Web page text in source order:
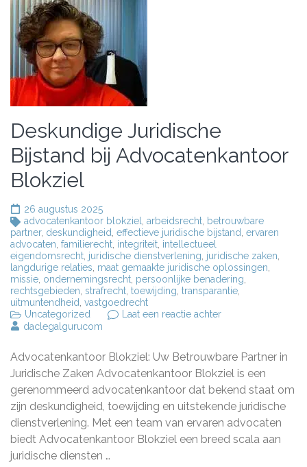
Deskundige Juridische
Bijstand bij Advocatenkantoor
Blokziel
26 augustus 2025
advocatenkantoor blokziel, arbeidsrecht, betrouwbare
partner, deskundigheid, effectieve juridische bijstand, ervaren
advocaten, familierecht, integriteit, intellectueel
eigendomsrecht, juridische dienstverlening, juridische zaken,
langdurige relaties, maat gemaakte juridische oplossingen,
missie, ondernemingsrecht, persoonlijke benadering,
rechtsgebieden, strafrecht, toewijding, transparantie,
uitmuntendheid, vastgoedrecht
Uncategorized
Laat een reactie achterop
bij
Advocatenkantoor
Blokziel
daclegalgurucom
Advocatenkantoor Blokziel: Uw Betrouwbare Partner in
Juridische Zaken Advocatenkantoor Blokziel is een
gerenommeerd advocatenkantoor dat bekend staat om
zijn deskundigheid, toewijding en uitstekende juridische
dienstverlening. Met een team van ervaren advocaten
biedt Advocatenkantoor Blokziel een breed scala aan
juridische diensten …